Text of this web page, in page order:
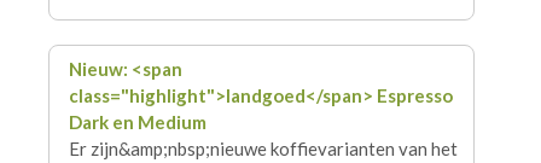
Nieuw: <span
class="highlight">landgoed</span> Espresso
Dark en Medium
Er zijn&amp;nbsp;nieuwe koffievarianten van het